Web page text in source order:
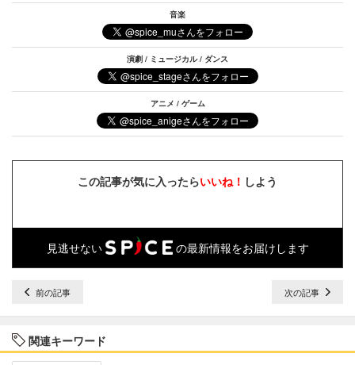
音楽
演劇 / ミュージカル / ダンス
アニメ / ゲーム
この記事が気に入ったらいいね！ しよう
見逃せない の最新情報をお届けします
前の記事 次の記事
関連キーワード